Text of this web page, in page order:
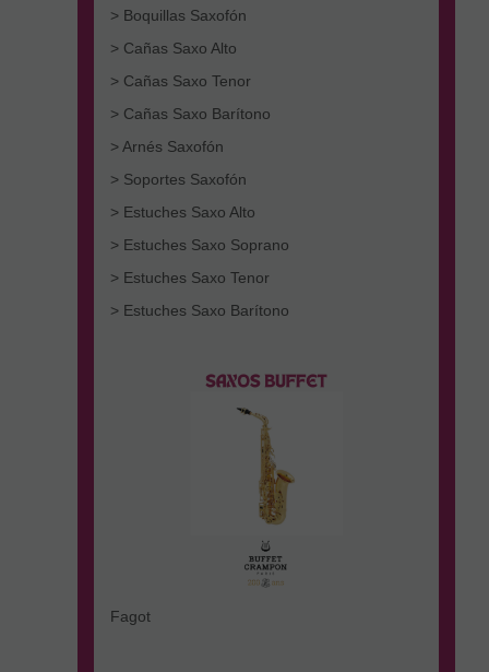
> Boquillas Saxofón
> Cañas Saxo Alto
> Cañas Saxo Tenor
> Cañas Saxo Barítono
> Arnés Saxofón
> Soportes Saxofón
> Estuches Saxo Alto
> Estuches Saxo Soprano
> Estuches Saxo Tenor
> Estuches Saxo Barítono
Fagot